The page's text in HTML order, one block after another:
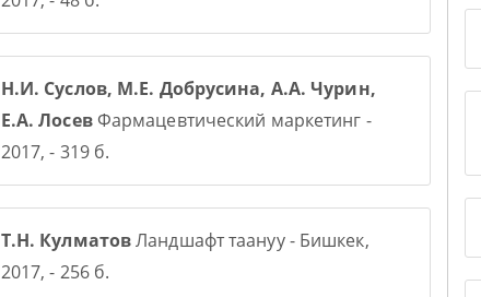
Н.И. Суслов, М.Е. Добрусина, А.А. Чурин,
Е.А. ЛосевФармацевтический маркетинг -
2017, - 319 б.
Т.Н. КулматовЛандшафт таануу - Бишкек,
2017, - 256 б.